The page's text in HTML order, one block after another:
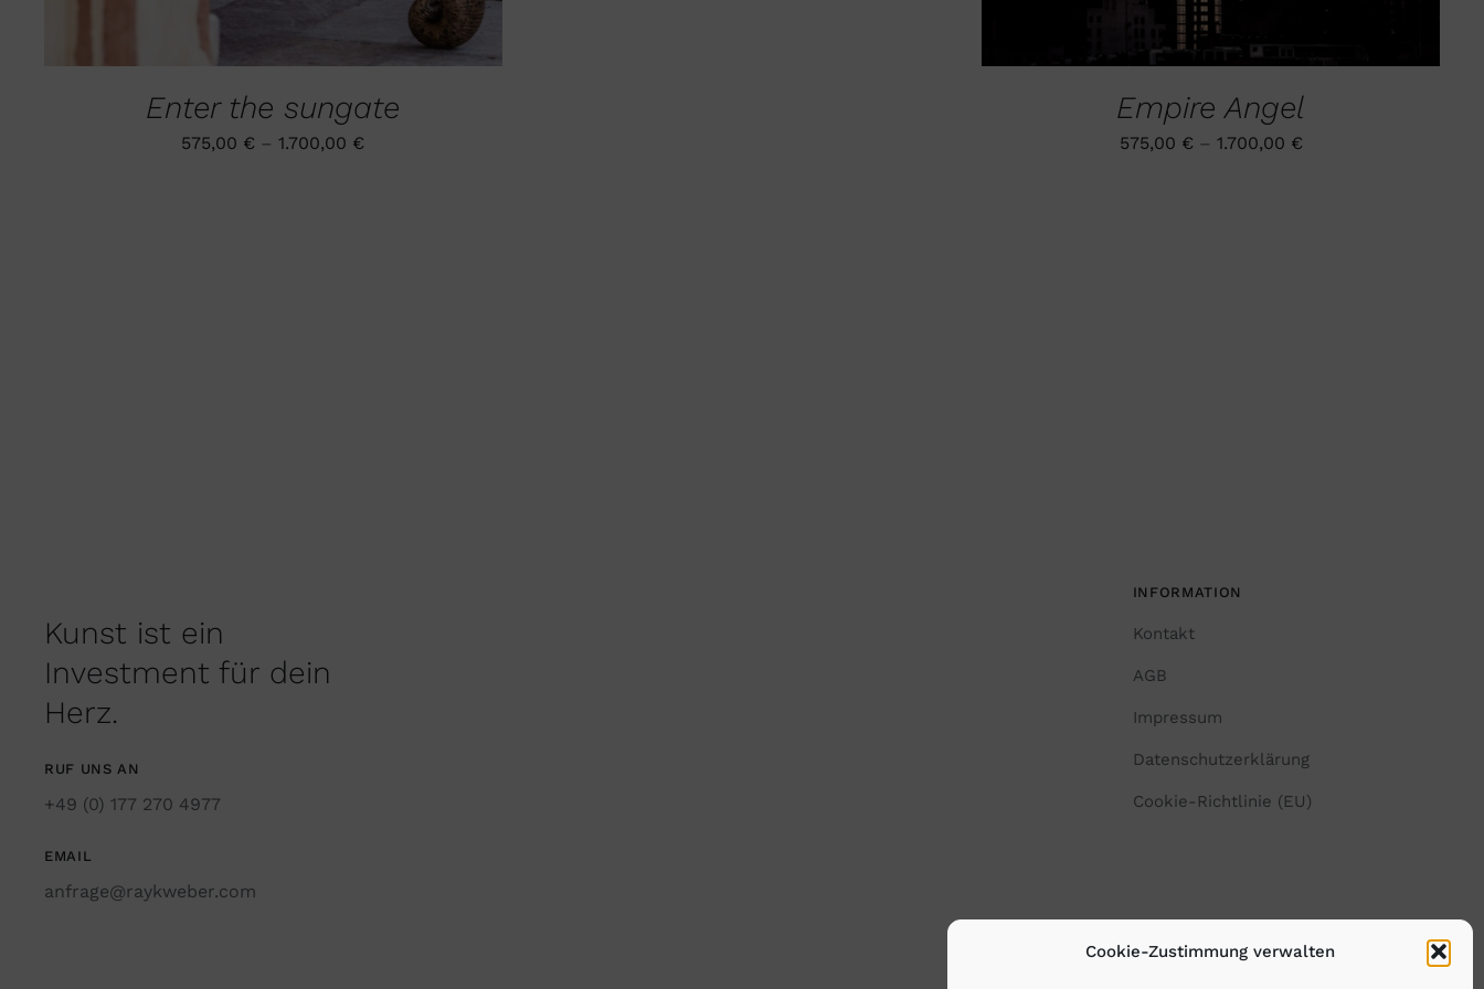
Cookie-Zustimmung verwalten
Enter the sungate
575,00 € –1.700,00 €
Empire Angel
575,00 € – 1.700,00 €
Kunst ist ein
Investment für dein
Herz.
RUF UNS AN
+49 (0) 177 270 4977
EMAIL
anfrage@raykweber.com
INFORMATION
Kontakt
AGB
Impressum
Datenschutzerklärung
Cookie-Richtlinie (EU)